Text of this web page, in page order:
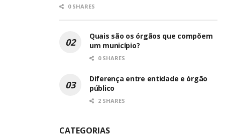
0 SHARES
Quais são os órgãos que compõem
um município?
0 SHARES
Diferença entre entidade e órgão
público
2 SHARES
CATEGORIAS